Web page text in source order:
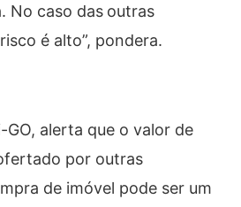
No caso das outras
é alto”, pondera.
GO, alerta que o valor de
por outras
de imóvel pode ser um